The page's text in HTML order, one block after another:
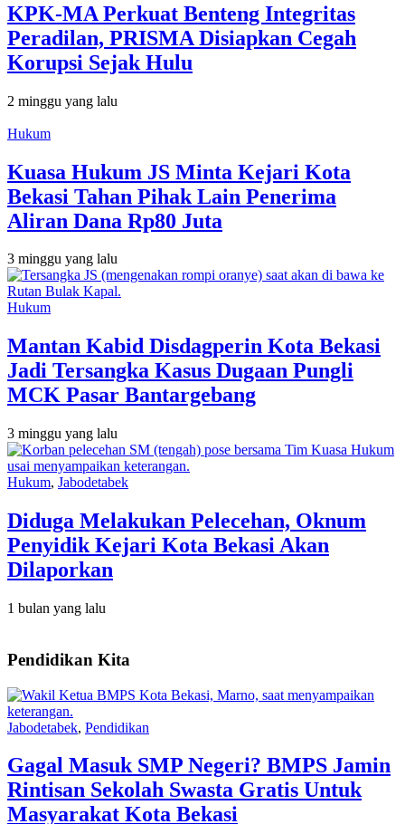
KPK-MA Perkuat Benteng Integritas
Peradilan, PRISMA Disiapkan Cegah
Korupsi Sejak Hulu
2 minggu yang lalu
Hukum
Kuasa Hukum JS Minta Kejari Kota
Bekasi Tahan Pihak Lain Penerima
Aliran Dana Rp80 Juta
3 minggu yang lalu
Hukum
Mantan Kabid Disdagperin Kota Bekasi
Jadi Tersangka Kasus Dugaan Pungli
MCK Pasar Bantargebang
3 minggu yang lalu
Hukum, Jabodetabek
Diduga Melakukan Pelecehan, Oknum
Penyidik Kejari Kota Bekasi Akan
Dilaporkan
1 bulan yang lalu
Pendidikan Kita
Jabodetabek, Pendidikan
Gagal Masuk SMP Negeri? BMPS Jamin
Rintisan Sekolah Swasta Gratis Untuk
Masyarakat Kota Bekasi